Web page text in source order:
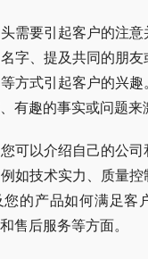
需要引起客户的注
字、提及共同的朋友
方式引起客户的兴
有趣的事实或问题
可以介绍自己的公
如技术实力、质量
的产品如何满足客
售后服务等方面。